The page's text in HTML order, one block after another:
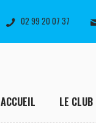
02 99 20 07 37
ACCUEIL LE CLUB